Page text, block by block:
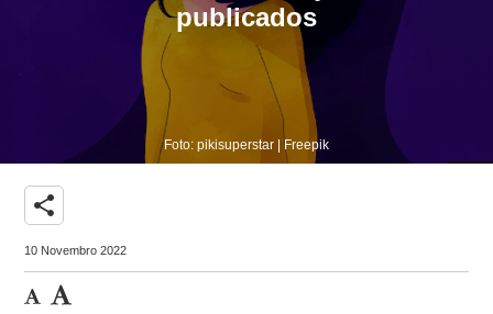
publicados
Foto: pikisuperstar | Freepik
share
10 Novembro 2022